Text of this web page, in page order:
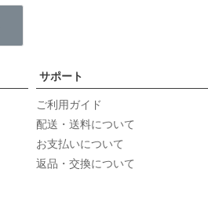
サポート
ご利用ガイド
配送・送料について
お支払いについて
返品・交換について